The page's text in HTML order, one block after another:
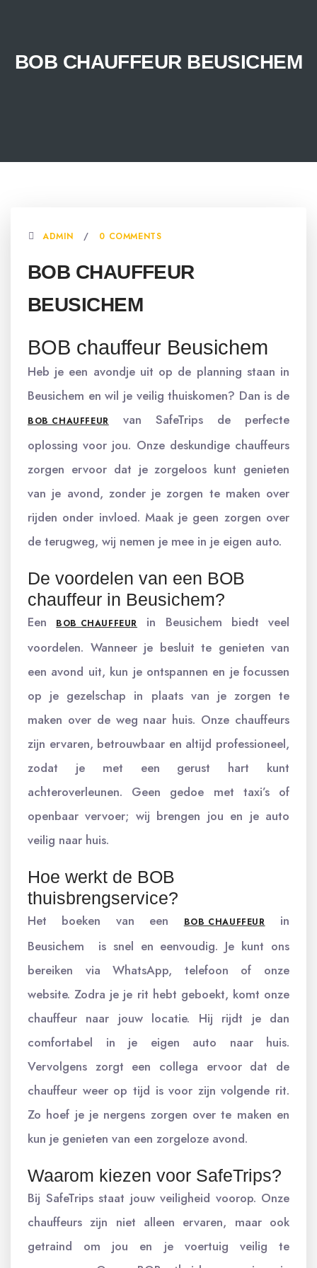
BOB CHAUFFEUR BEUSICHEM
ADMIN 0 COMMENTS
BOB CHAUFFEUR
BEUSICHEM
BOB chauffeur Beusichem
Heb je een avondje uit op de planning staan in
Beusichem en wil je veilig thuiskomen? Dan is de
BOB CHAUFFEUR
van SafeTrips de perfecte
oplossing voor jou. Onze deskundige chauffeurs
zorgen ervoor dat je zorgeloos kunt genieten
van je avond, zonder je zorgen te maken over
rijden onder invloed. Maak je geen zorgen over
de terugweg, wij nemen je mee in je eigen auto.
De voordelen van een BOB
chauffeur in Beusichem?
Een BOB CHAUFFEUR
in Beusichem biedt veel
voordelen. Wanneer je besluit te genieten van
een avond uit, kun je ontspannen en je focussen
op je gezelschap in plaats van je zorgen te
maken over de weg naar huis. Onze chauffeurs
zijn ervaren, betrouwbaar en altijd professioneel,
zodat je met een gerust hart kunt
achteroverleunen. Geen gedoe met taxi’s of
openbaar vervoer; wij brengen jou en je auto
veilig naar huis.
Hoe werkt de BOB
thuisbrengservice?
Het boeken van een BOB CHAUFFEUR
in
Beusichem is snel en eenvoudig. Je kunt ons
bereiken via WhatsApp, telefoon of onze
website. Zodra je je rit hebt geboekt, komt onze
chauffeur naar jouw locatie. Hij rijdt je dan
comfortabel in je eigen auto naar huis.
Vervolgens zorgt een collega ervoor dat de
chauffeur weer op tijd is voor zijn volgende rit.
Zo hoef je je nergens zorgen over te maken en
kun je genieten van een zorgeloze avond.
Waarom kiezen voor SafeTrips?
Bij SafeTrips staat jouw veiligheid voorop. Onze
chauffeurs zijn niet alleen ervaren, maar ook
getraind om jou en je voertuig veilig te